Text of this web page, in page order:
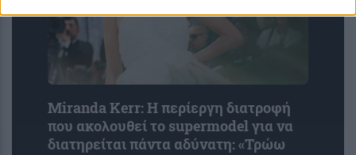
Miranda Kerr: Η περίεργη διατροφή
που ακολουθεί το supermodel για να
διατηρείται πάντα αδύνατη: «Τρώω